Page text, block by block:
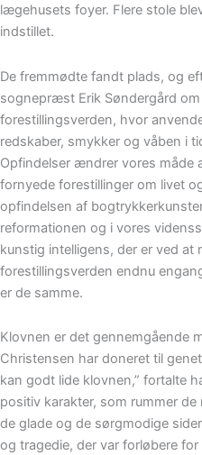
lægehusets foyer. Flere stole
indstillet.
De fremmødte fandt plads, og
sognepræst Erik Søndergård
forestillingsverden, hvor
redskaber, smykker og våben i
Opfindelser ændrer vores måde
fornyede forestillinger om livet
opfindelsen af
reformationen og i vores
kunstig intelligens, der er ved at
forestillingsverden endnu
er de samme.
Klovnen er det gennemgående
Christensen har doneret til
kan godt lide klovnen,” fortalte
positiv karakter, som rummer
de glade og de sørgmodige
og tragedie, der var forløbere for